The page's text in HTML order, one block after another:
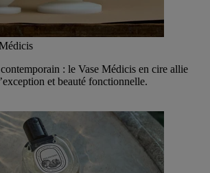
: le Vase Médicis en cire allie
et beauté fonctionnelle.